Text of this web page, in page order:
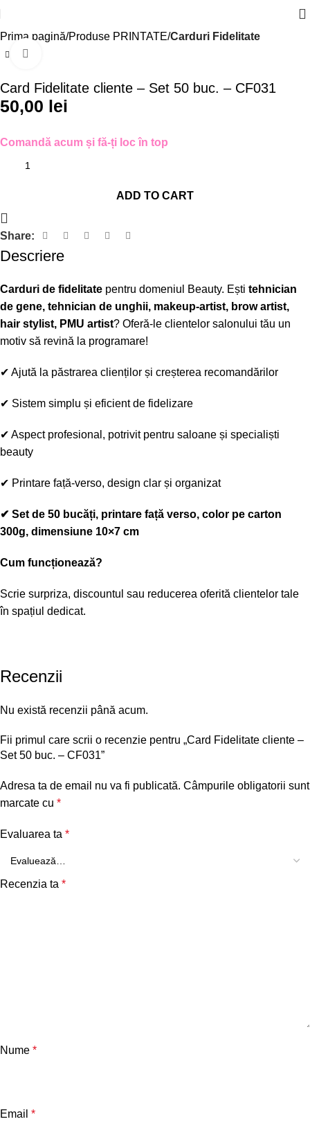
Prima pagină Produse PRINTATE Carduri Fidelitate
Card Fidelitate cliente – Set 50 buc. – CF031
50,00 lei
Comandă acum și fă-ți loc în top
ADD TO CART
Share:
Descriere
Carduri de fidelitate pentru domeniul Beauty. Ești tehnician
de gene, tehnician de unghii, makeup-artist, brow artist,
hair stylist, PMU artist? Oferă-le clientelor salonului tău un
motiv să revină la programare!
✔ Ajută la păstrarea clienților și creșterea recomandărilor
✔ Sistem simplu și eficient de fidelizare
✔ Aspect profesional, potrivit pentru saloane și specialiști
beauty
✔ Printare față-verso, design clar și organizat
✔ Set de 50 bucăți, printare față verso, color pe carton
300g, dimensiune 10×7 cm
Cum funcționează?
Scrie surpriza, discountul sau reducerea oferită clientelor tale
în spațiul dedicat.
Recenzii
Nu există recenzii până acum.
Fii primul care scrii o recenzie pentru „Card Fidelitate cliente –
Set 50 buc. – CF031”
Adresa ta de email nu va fi publicată. Câmpurile obligatorii sunt
marcate cu *
Evaluarea ta *
Recenzia ta *
Nume *
Email *